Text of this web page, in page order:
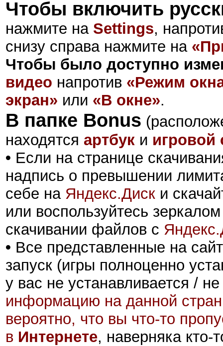
Чтобы включить
нажмите на Settings,
снизу справа нажмите на
Чтобы было доступно
видео напротив «Режим
экран» или «В окне».
В папке Bonus
находятся артбук и игровой
• Если на странице
надпись о превышении
себе на Яндекс.Диск и
или воспользуйтесь
скачивании файлов с
• Все представленные на
запуск (игры полноценно
у вас не устанавливается /
информацию на данной
вероятно, что вы что-то
в Интернете, наверняка кто-